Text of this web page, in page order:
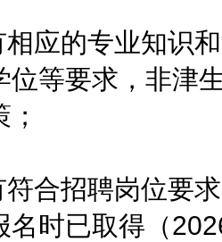
的专业知识和
位等要求，非津
招聘岗位要求
名时已取得（